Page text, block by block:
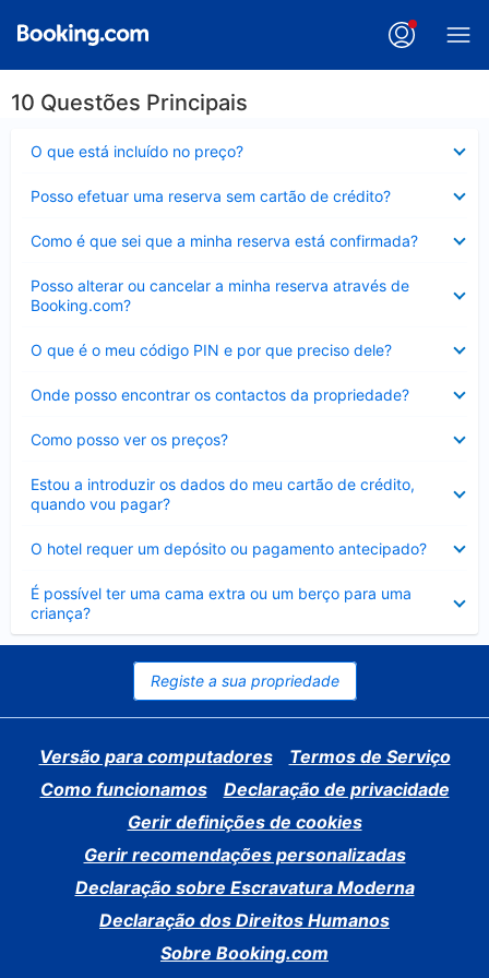
10 Questões Principais
O que está incluído no preço?
fechado
Posso efetuar uma reserva sem cartão de crédito?
fechado
Como é que sei que a minha reserva está confirmada?
fechado
Posso alterar ou cancelar a minha reserva através de
Booking.com?
fechado
O que é o meu código PIN e por que preciso dele?
fechado
Onde posso encontrar os contactos da propriedade?
fechado
Como posso ver os preços?
fechado
Estou a introduzir os dados do meu cartão de crédito,
quando vou pagar?
fechado
O hotel requer um depósito ou pagamento antecipado?
fechado
É possível ter uma cama extra ou um berço para uma
criança?
Elemento
fechado
Registe a sua propriedade
Versão para computadores
Termos de Serviço
Como funcionamos
Declaração de privacidade
Gerir definições de cookies
Gerir recomendações personalizadas
Declaração sobre Escravatura Moderna
Declaração dos Direitos Humanos
Sobre Booking.com